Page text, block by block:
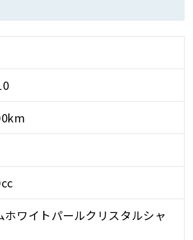
ホワイトパールクリスタルシャ